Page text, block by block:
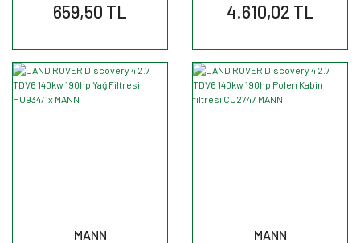
659,50 TL 4.610,02 TL
MANN MANN